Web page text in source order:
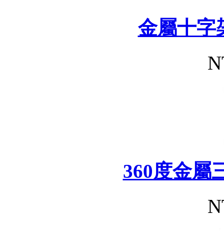
金屬十字
360度金屬